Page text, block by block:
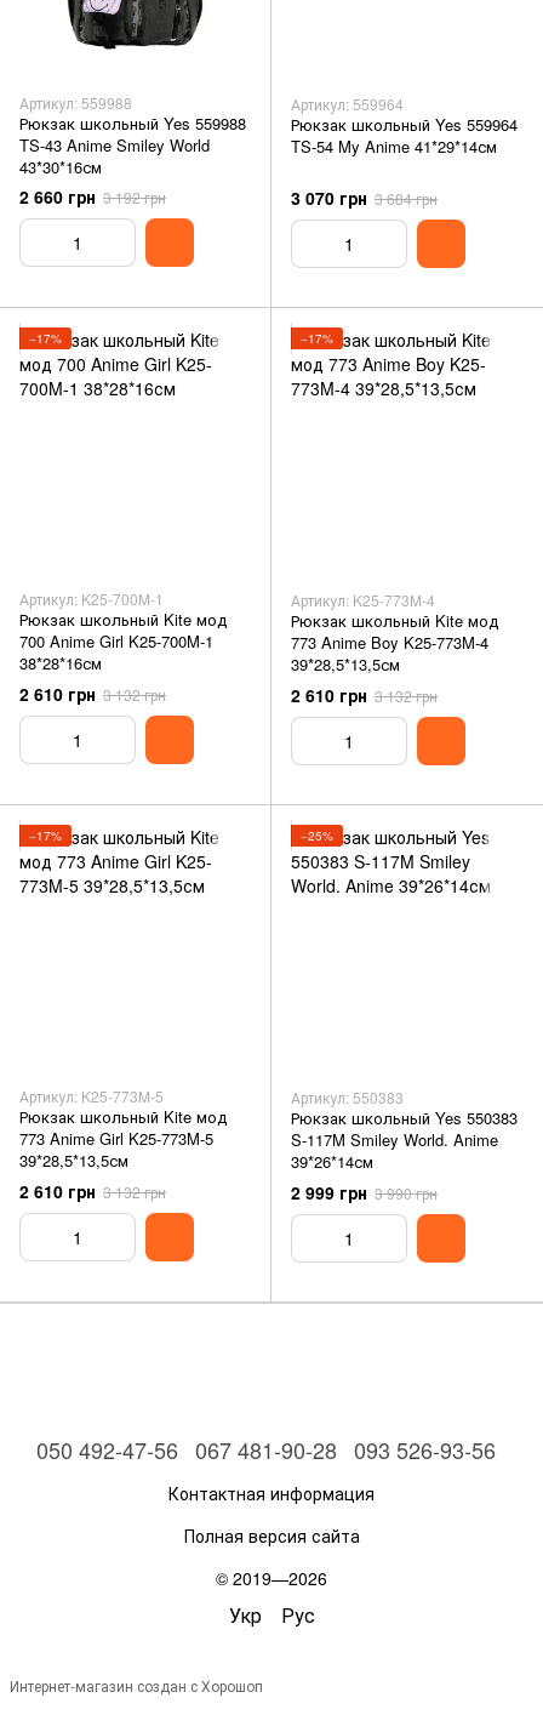
Артикул: 559988
Рюкзак школьный Yes 559988
TS-43 Anime Smiley World
43*30*16см
2 660 грн 3 192 грн
Артикул: 559964
Рюкзак школьный Yes 559964
TS-54 My Anime 41*29*14см
3 070 грн 3 684 грн
−17%
Артикул: K25-700M-1
Рюкзак школьный Kite мод
700 Anime Girl K25-700M-1
38*28*16см
2 610 грн 3 132 грн
−17%
Артикул: K25-773M-4
Рюкзак школьный Kite мод
773 Anime Boy K25-773M-4
39*28,5*13,5см
2 610 грн 3 132 грн
−17%
Артикул: K25-773M-5
Рюкзак школьный Kite мод
773 Anime Girl K25-773M-5
39*28,5*13,5см
2 610 грн 3 132 грн
−25%
Артикул: 550383
Рюкзак школьный Yes 550383
S-117M Smiley World. Anime
39*26*14см
2 999 грн 3 990 грн
050 492-47-56 067 481-90-28 093 526-93-56
Контактная информация
Полная версия сайта
© 2019—2026
Укр Рус
Интернет-магазин создан с Хорошоп